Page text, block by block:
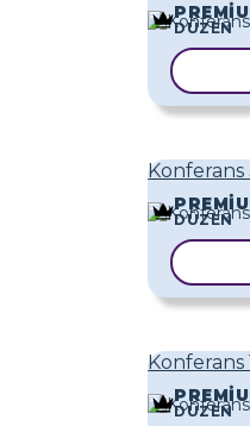
DÜZEN
Konferans
DÜZEN
Konferans
DÜZEN